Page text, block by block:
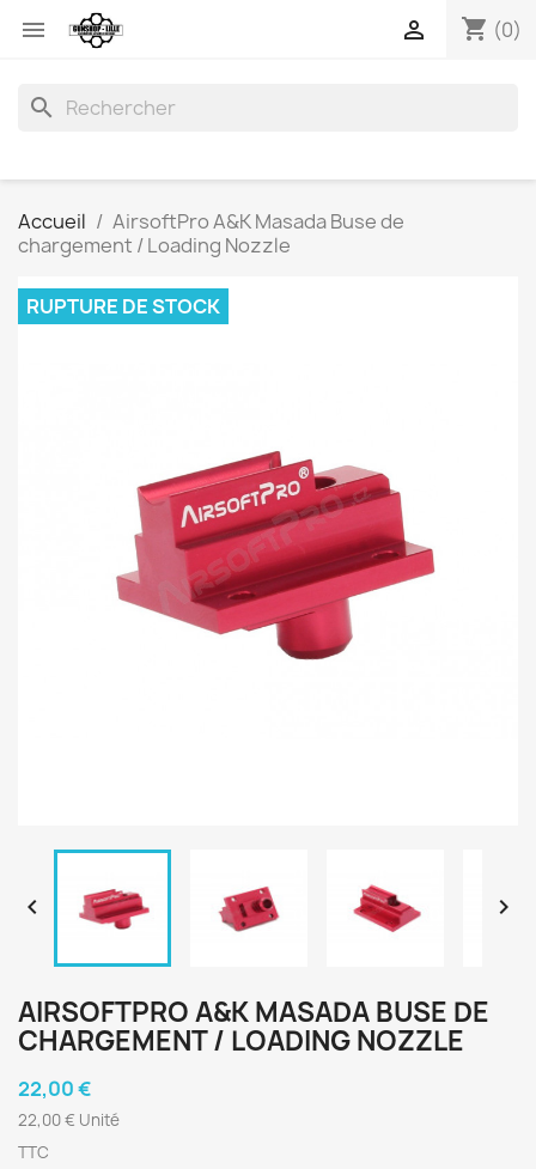
 shopping_cart (0)

search
Accueil
AirsoftPro A&K Masada Buse de
chargement / Loading Nozzle
RUPTURE DE STOCK
 
AIRSOFTPRO A&K MASADA BUSE DE
CHARGEMENT / LOADING NOZZLE
22,00 €
22,00 € Unité
TTC